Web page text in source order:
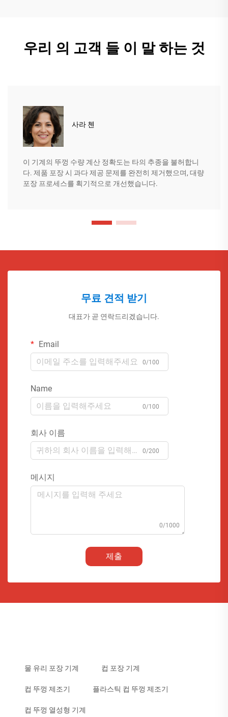
우리 의 고객 들 이 말 하는 것
사라 첸
이 기계의 뚜껑 수량 계산 정확도는 타의 추종을 불허합니
다. 제품 포장 시 과다 제공 문제를 완전히 제거했으며, 대량
포장 프로세스를 획기적으로 개선했습니다.
무료 견적 받기
대표가 곧 연락드리겠습니다.
Email
0/100
Name
0/100
회사 이름
0/200
메시지
0/1000
제출
물 유리 포장 기계 컵 포장 기계
컵 뚜껑 제조기 플라스틱 컵 뚜껑 제조기
컵 뚜껑 열성형 기계